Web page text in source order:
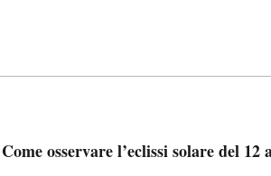
Come osservare l’eclissi solare del 12